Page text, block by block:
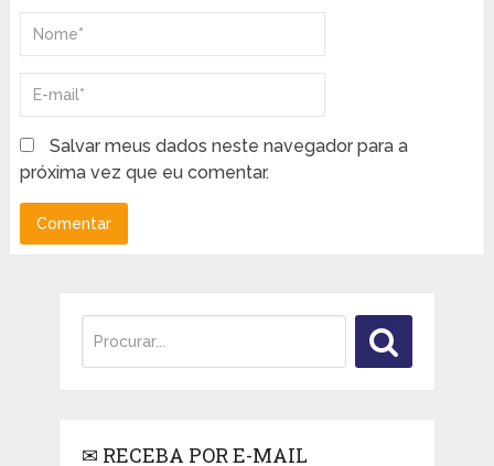
Salvar meus dados neste navegador para a
próxima vez que eu comentar.
✉ RECEBA POR E-MAIL